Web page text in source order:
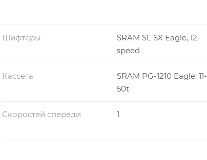
Шифтеры
SRAM SL SX Eagle, 12-
speed
Кассета
SRAM PG-1210 Eagle, 11-
50t
Скоростей спереди 1